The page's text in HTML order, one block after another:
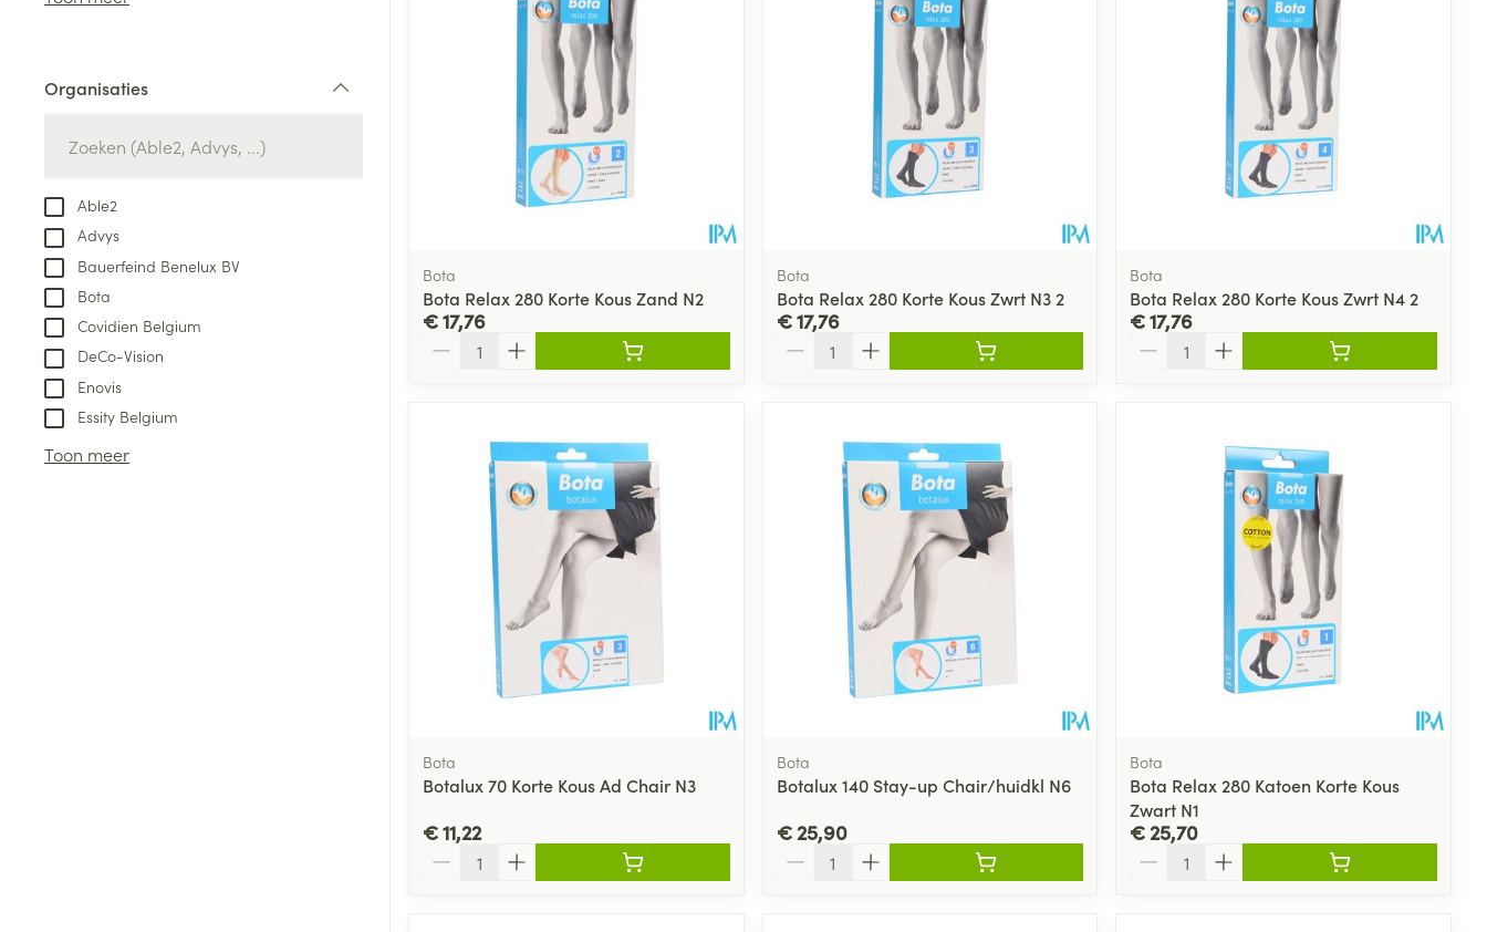
Organisaties
Able2
Advys
Bauerfeind Benelux BV
Bota
Covidien Belgium
DeCo-Vision
Enovis
Essity Belgium
Toon meer
Bota
Bota Relax 280 Korte Kous Zand N2
€ 17,76
Bota
Bota Relax 280 Korte Kous Zwrt N3 2
€ 17,76
Bota
Bota Relax 280 Korte Kous Zwrt N4 2
€ 17,76
Bota
Botalux 70 Korte Kous Ad Chair N3
€ 11,22
Bota
Botalux 140 Stay-up Chair/huidkl N6
€ 25,90
Bota
Bota Relax 280 Katoen Korte Kous
Zwart N1
€ 25,70